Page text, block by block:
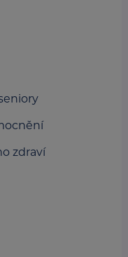
zdraví